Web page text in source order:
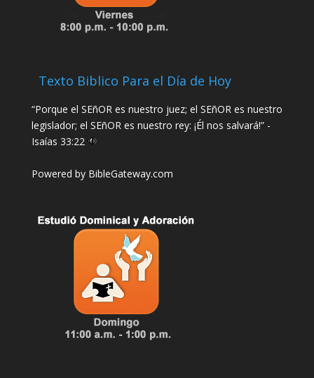
Texto Biblico Para el Día de Hoy
“Porque el SEñOR es nuestro juez; el SEñOR es nuestro
legislador; el SEñOR es nuestro rey: ¡Él nos salvará!” -
Isaías 33:22
Powered by BibleGateway.com